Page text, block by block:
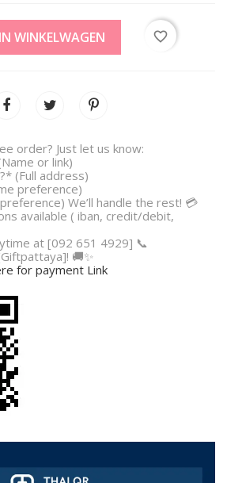
IN WINKELWAGEN favorite_border
order? Just let us know:
or link)
(Full address)
preference)
We’ll handle the rest! 💳
available ( iban, credit/debit,
at [092 651 4929] 📞
🚚✨
for payment Link